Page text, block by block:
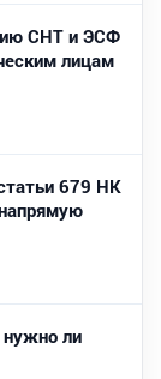
СНТ и ЭСФ
лицам
679 НК
ли